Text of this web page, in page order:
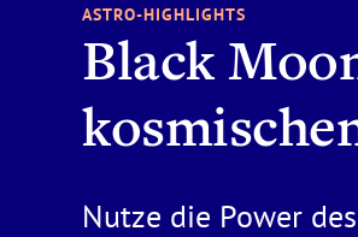
ASTRO-HIGHLIGHTS
Black
Nutze die Power